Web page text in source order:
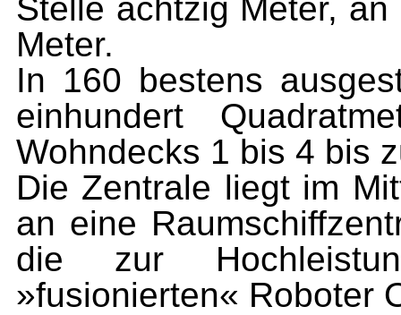
Stelle achtzig Meter,
Meter.
In 160 bestens
einhundert
Wohndecks 1 bis 4 bis
Die Zentrale liegt im
an eine
die zur
»fusionierten« Roboter